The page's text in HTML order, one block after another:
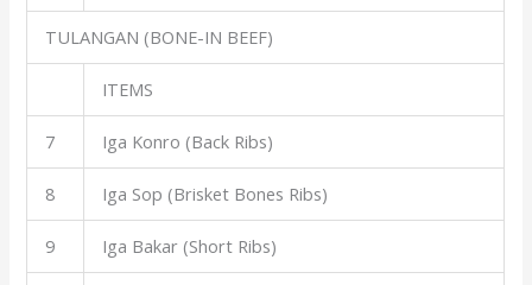
TULANGAN (BONE-IN BEEF)
ITEMS
7 Iga Konro (Back Ribs)
8 Iga Sop (Brisket Bones Ribs)
9 Iga Bakar (Short Ribs)